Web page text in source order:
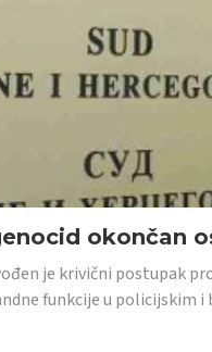
okončan
je krivični postupak
funkcije u policijskim